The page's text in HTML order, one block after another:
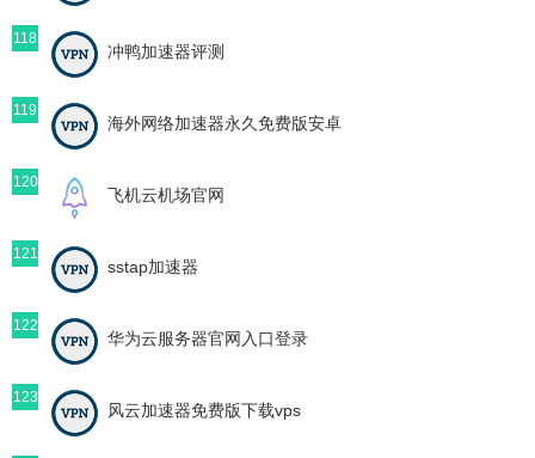
118
冲鸭加速器评测
119
海外网络加速器永久免费版安卓
120
飞机云机场官网
121
sstap加速器
122
华为云服务器官网入口登录
123
风云加速器免费版下载vps